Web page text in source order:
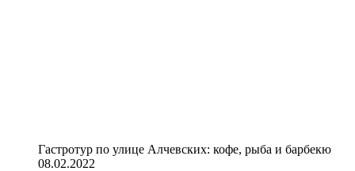
Гастротур по улице Алчевских: кофе, рыба и барбекю
08.02.2022